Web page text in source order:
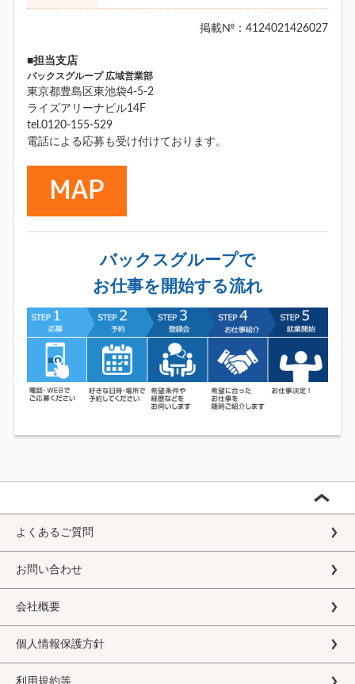
掲載№：4124021426027
■担当支店
バックスグループ 広域営業部
東京都豊島区東池袋4-5-2
ライズアリーナビル14F
tel.0120-155-529
電話による応募も受け付けております。
バックスグループで
お仕事を開始する流れ
よくあるご質問
お問い合わせ
会社概要
個人情報保護方針
利用規約等